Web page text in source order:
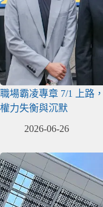
職場霸凌專章 7/1 上路
權力失衡與沉默
2026-06-26